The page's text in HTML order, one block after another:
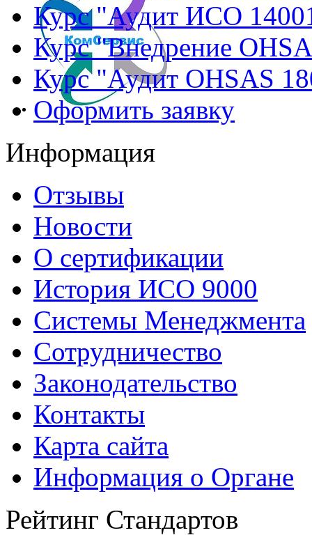
Курс "Аудит ИСО
Курс "Внедрение
Курс "Аудит OHSAS
Оформить заявку
Информация
Отзывы
Новости
О сертификации
История ИСО 9000
Системы Менеджмента
Сотрудничество
Законодательство
Контакты
Карта сайта
Информация о Органе
Рейтинг Стандартов